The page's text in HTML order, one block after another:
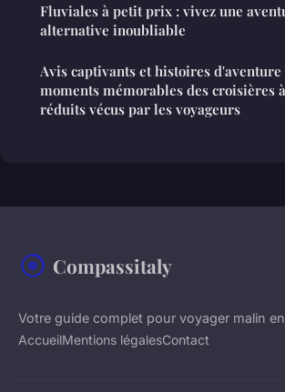
Fluviales à petit prix : vivez une
alternative inoubliable
Avis captivants et histoires d'aventure
moments mémorables des croisières
réduits vécus par les voyageurs
Compassitaly
Votre guide complet pour voyager malin
AccueilMentions légalesContact